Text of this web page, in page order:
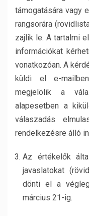
támogatására vagy
rangsorára
zajlik le. A tartalmi
információkat
vonatkozóan. A
küldi el e-
megjelölik a
alapesetben a
válaszadás
rendelkezésre álló
Az értékelők
javaslatokat
dönti el a
március 21-ig.